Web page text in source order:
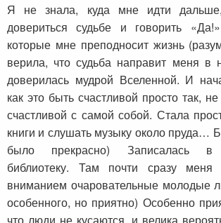
Я не знала, куда мне идти
довериться судьбе и говорить
которые мне преподносит жизнь
верила, что судьба направит меня в
доверилась мудрой Вселенной. И
как это быть счастливой просто так,
счастливой с самой собой. Стала
книги и слушать музыку около пруда…
было прекрасно) Записалась в
библиотеку. Там почти сразу меня
вниманием очаровательные молодые
особенного, но приятно) Особенно
что люди не кусаются, и велика